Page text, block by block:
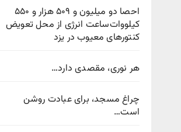
احصا دو میلیون و ۵۰۹ هزار و ۵۵۰
کیلووات‌ساعت انرژی از محل تعویض
کنتورهای معیوب در یزد
هر نوری، مقصدی دارد…
چراغ مسجد، برای عبادت روشن
است…